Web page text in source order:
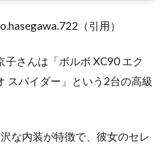
（引用）
さんは「ボルボ XC90 エク
スパイダー」という2台の高級
な内装が特徴で、彼女のセレ